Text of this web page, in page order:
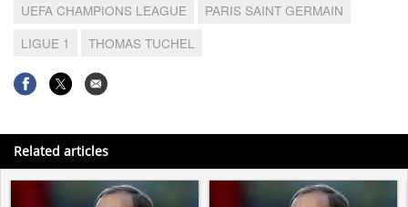
UEFA CHAMPIONS LEAGUE
PARIS SAINT GERMAIN
LIGUE 1
THOMAS TUCHEL
Related articles